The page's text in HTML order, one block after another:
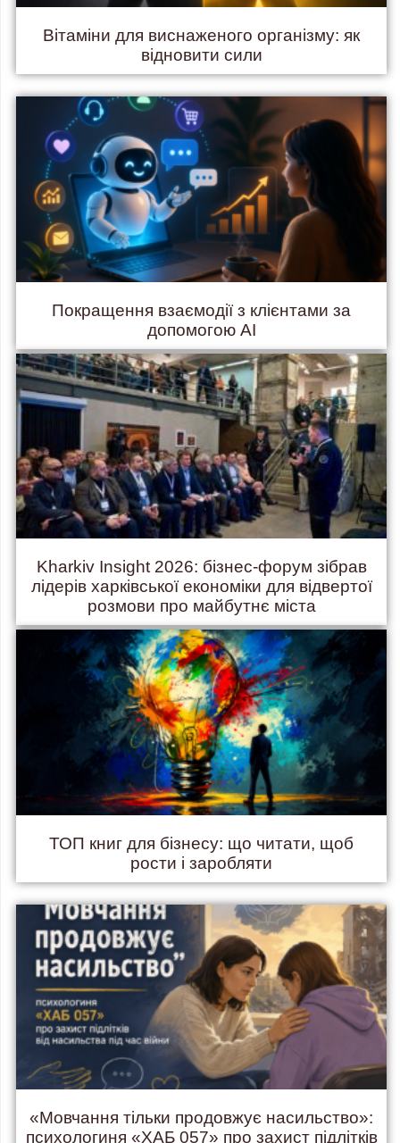
Вітаміни для виснаженого організму: як
відновити сили
Покращення взаємодії з клієнтами за
допомогою AI
Kharkiv Insight 2026: бізнес-форум зібрав
лідерів харківської економіки для відвертої
розмови про майбутнє міста
ТОП книг для бізнесу: що читати, щоб
рости і заробляти
«Мовчання тільки продовжує насильство»:
психологиня «ХАБ 057» про захист підлітків